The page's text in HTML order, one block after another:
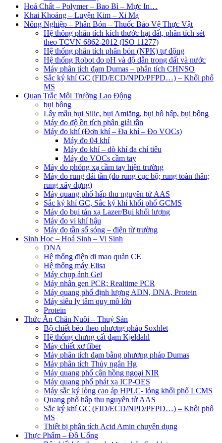
Hoá Chất – Polymer – Bao Bì – Mực In…
Khai Khoáng – Luyện Kim – Xi Mạ
Nông Nghiệp – Phân Bón – Thuốc Bảo Vệ Thực Vật
Hệ thông phân tích kích thước hạt đất, phân tích sét
theo TCVN 6862-2012 (ISO 11277)
Hệ thống phân tích phân bón (NPK) tự động
Hệ thống Robot đo pH và độ dẫn trong đất và nước
Máy phân tích đạm Dumas – phân tích CHNSO
Sắc ký khí GC (FID/ECD/NPD/PFPD…) – Khối phổ
MS
Quan Trắc Môi Trường Lao Động
bụi bông
Lấy mẫu bụi Silic, bụi Amiăng, bụi hô hấp, bụi bông
Máy đo độ ồn tích phân giải tần
Máy đo khí (Đơn khí – Đa khí – Đo VOCs)
Máy đo 04 khí
Máy đo khí – dò khí đa chỉ tiêu
Máy đo VOCs cầm tay
Máy đo phóng xạ cầm tay hiện trường
Máy đo rung dải tần (đo rung cục bộ; rung toàn thân;
rung xây dựng)
Máy quang phổ hấp thu nguyên tử AAS
Sắc ký khí GC, Sắc ký khí khối phổ GCMS
Máy đo bụi tán xạ Lazer/Bụi khối lượng
Máy đo vi khí hậu
Máy đo tần số sóng – điện từ trường
Sinh Học – Hoá Sinh – Vi Sinh
DNA
Hệ thống điện di mao quản CE
Hệ thống máy Elisa
Máy chụp ảnh Gel
Máy nhân gen PCR; Realtime PCR
Máy quang phổ định lượng ADN, DNA, Protein
Máy siêu ly tâm quy mô lớn
Protein
Thức Ăn Chăn Nuôi – Thuỷ Sản
Bộ chiết béo theo phương pháp Soxhlet
Hệ thống chưng cất đạm Kjeldahl
Máy chiết xơ fiber
Máy phân tích đạm bằng phương pháp Dumas
Máy phân tích Thủy ngân Hg
Máy quang phổ cận hồng ngoại NIR
Máy quang phổ phát xạ ICP-OES
Máy sắc ký lỏng cao áp HPLC- lỏng khối phổ LCMS
Quang phổ hấp thu nguyên tử AAS
Sắc ký khí GC (FID/ECD/NPD/PFPD…) – Khối phổ
MS
Thiết bị phân tích Acid Amin chuyên dụng
Thực Phẩm – Đồ Uống